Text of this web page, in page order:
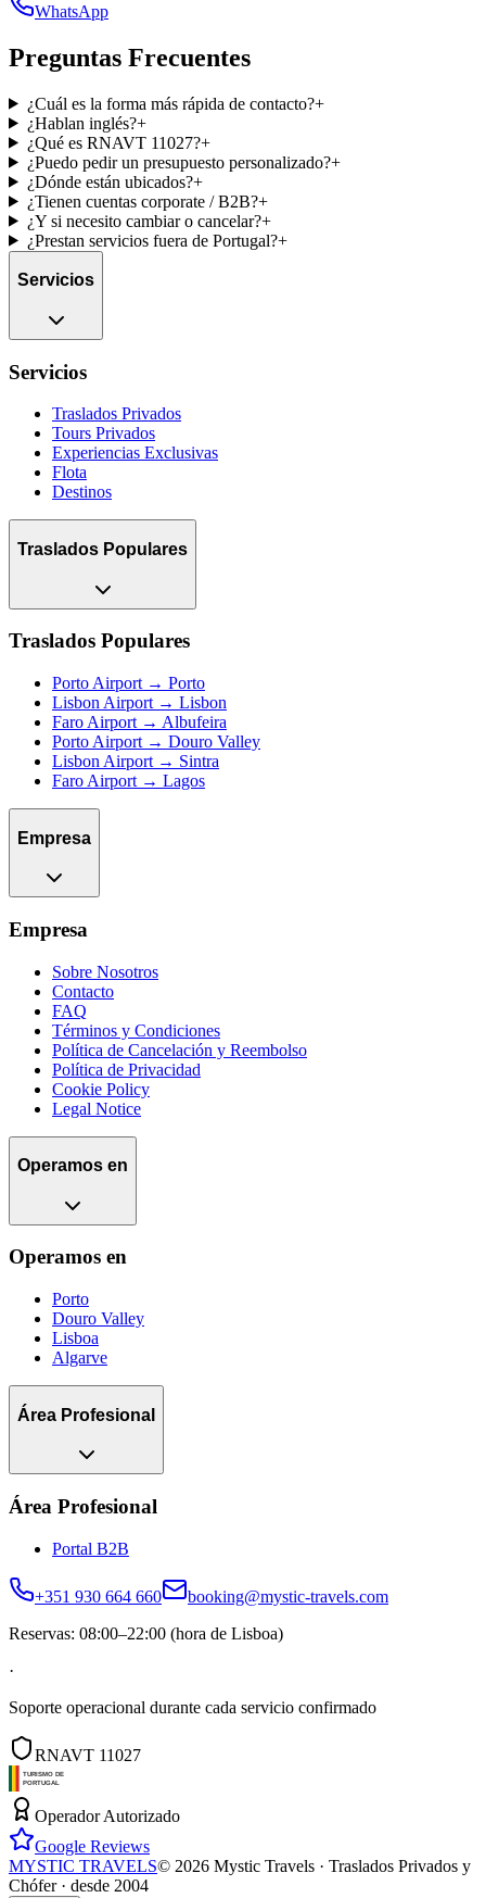
WhatsApp
Preguntas Frecuentes
¿Cuál es la forma más rápida de contacto?+
¿Hablan inglés?+
¿Qué es RNAVT 11027?+
¿Puedo pedir un presupuesto personalizado?+
¿Dónde están ubicados?+
¿Tienen cuentas corporate / B2B?+
¿Y si necesito cambiar o cancelar?+
¿Prestan servicios fuera de Portugal?+
Servicios
Servicios
Traslados Privados
Tours Privados
Experiencias Exclusivas
Flota
Destinos
Traslados Populares
Traslados Populares
Porto Airport → Porto
Lisbon Airport → Lisbon
Faro Airport → Albufeira
Porto Airport → Douro Valley
Lisbon Airport → Sintra
Faro Airport → Lagos
Empresa
Empresa
Sobre Nosotros
Contacto
FAQ
Términos y Condiciones
Política de Cancelación y Reembolso
Política de Privacidad
Cookie Policy
Legal Notice
Operamos en
Operamos en
Porto
Douro Valley
Lisboa
Algarve
Área Profesional
Área Profesional
Portal B2B
+351 930 664 660
booking@mystic-travels.com
Reservas: 08:00–22:00 (hora de Lisboa)
·
Soporte operacional durante cada servicio confirmado
RNAVT 11027
Operador Autorizado
Google Reviews
MYSTIC TRAVELS© 2026 Mystic Travels · Traslados Privados y
Chófer · desde 2004